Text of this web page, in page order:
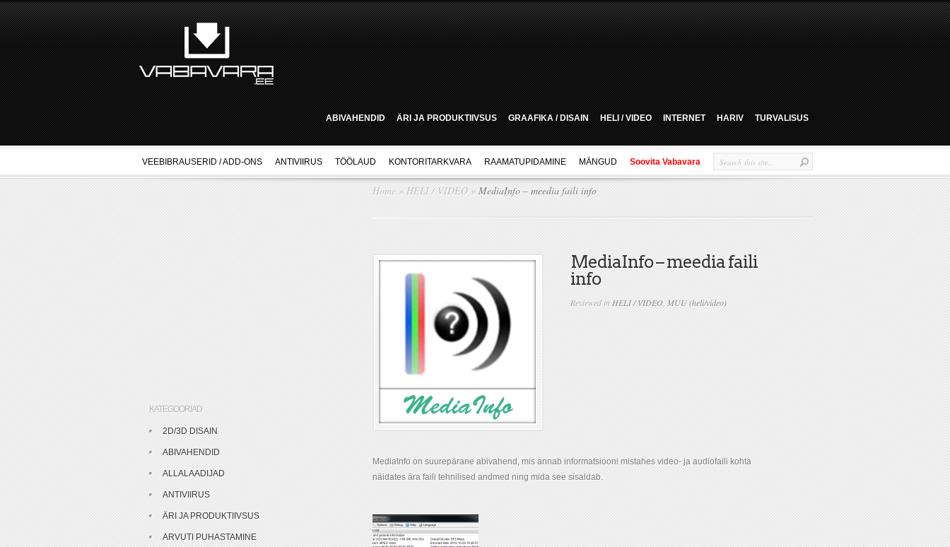
ABIVAHENDID ÄRI JA PRODUKTIIVSUS GRAAFIKA / DISAIN HELI / VIDEO INTERNET HARIV TURVALISUS
VEEBIBRAUSERID / ADD-ONS ANTIVIIRUS TÖÖLAUD KONTORITARKVARA RAAMATUPIDAMINE MÄNGUD Soovita Vabavara
Home » HELI / VIDEO » MediaInfo – meedia faili info
MediaInfo – meedia faili
info
Reviewed in HELI / VIDEO MUU (heli/video)
MediaInfo on suurepärane abivahend, mis annab informatsiooni mistahes video- ja audiofaili kohta
näidates ära faili tehnilised andmed ning mida see sisaldab.
KATEGOORIAD
2D/3D DISAIN
ABIVAHENDID
ALLALAADIJAD
ANTIVIIRUS
ÄRI JA PRODUKTIIVSUS
ARVUTI PUHASTAMINE